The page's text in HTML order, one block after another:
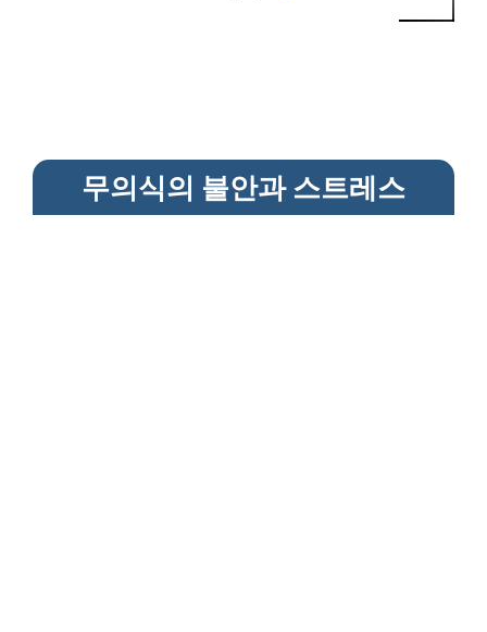
무의식의 불안과 스트레스